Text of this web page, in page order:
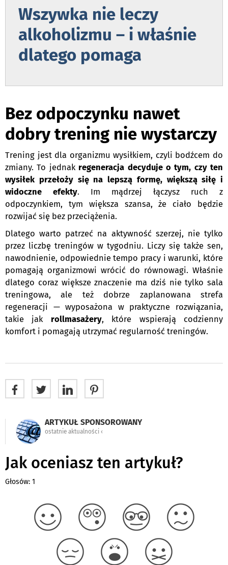
Wszywka nie leczy
alkoholizmu – i właśnie
dlatego pomaga
Bez odpoczynku nawet
dobry trening nie wystarczy
Trening jest dla organizmu wysiłkiem, czyli bodźcem do
zmiany. To jednak regeneracja decyduje o tym, czy ten
wysiłek przełoży się na lepszą formę, większą siłę i
widoczne efekty. Im mądrzej łączysz ruch z
odpoczynkiem, tym większa szansa, że ciało będzie
rozwijać się bez przeciążenia.
Dlatego warto patrzeć na aktywność szerzej, nie tylko
przez liczbę treningów w tygodniu. Liczy się także sen,
nawodnienie, odpowiednie tempo pracy i warunki, które
pomagają organizmowi wrócić do równowagi. Właśnie
dlatego coraz większe znaczenie ma dziś nie tylko sala
treningowa, ale też dobrze zaplanowana strefa
regeneracji — wyposażona w praktyczne rozwiązania,
takie jak rollmasażery, które wspierają codzienny
komfort i pomagają utrzymać regularność treningów.
ARTYKUŁ SPONSOROWANY
ostatnie aktualności ‹
Jak oceniasz ten artykuł?
Głosów: 1